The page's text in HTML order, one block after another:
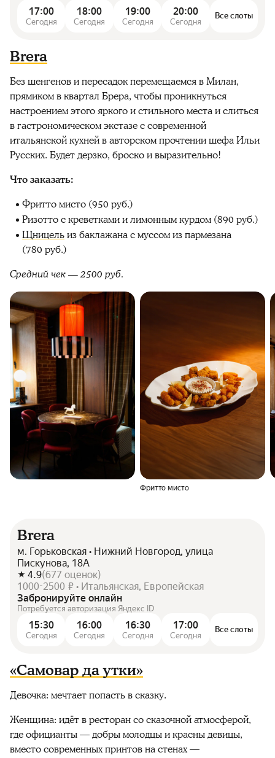
17:00
Сегодня
18:00
Сегодня
19:00
Сегодня
20:00
Сегодня
Все слоты
Brera
Без шенгенов и пересадок перемещаемся в Милан,
прямиком в квартал Брера, чтобы проникнуться
настроением этого яркого и стильного места и слиться
в гастрономическом экстазе с современной
итальянской кухней в авторском прочтении шефа Ильи
Русских. Будет дерзко, броско и выразительно!
Что заказать:
Фритто мисто (950 руб.)
Ризотто с креветками и лимонным курдом (890 руб.)
Щницельиз баклажана с муссом из пармезана
(780 руб.)
Средний чек — 2500 руб.
Фритто мисто
Brera
м. Горьковская • Нижний Новгород, улица
Пискунова, 18А
4.9(677 оценок)
1000-2500 ₽ • Итальянская, Европейская
Забронируйте онлайн
Потребуется авторизация Яндекс ID
15:30
Сегодня
16:00
Сегодня
16:30
Сегодня
17:00
Сегодня
Все слоты
«Самовар да утки»
Девочка: мечтает попасть в сказку.
Женщина: идёт в ресторан со сказочной атмосферой,
где официанты — добры молодцы и красны девицы,
вместо современных принтов на стенах —